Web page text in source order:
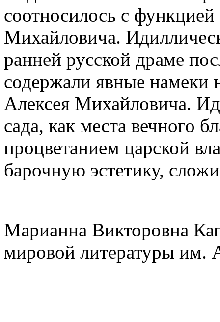
соотносилось с
Михайловича.
ранней русской драме
содержали явные намеки
Алексея Михайловича.
сада, как места вечного
процветанием царской
барочную эстетику,
Марианна Викторовна
мировой литературы